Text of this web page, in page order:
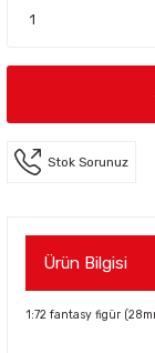
Stok Sorunuz
Ürün Bilgisi
1:72 fantasy figür